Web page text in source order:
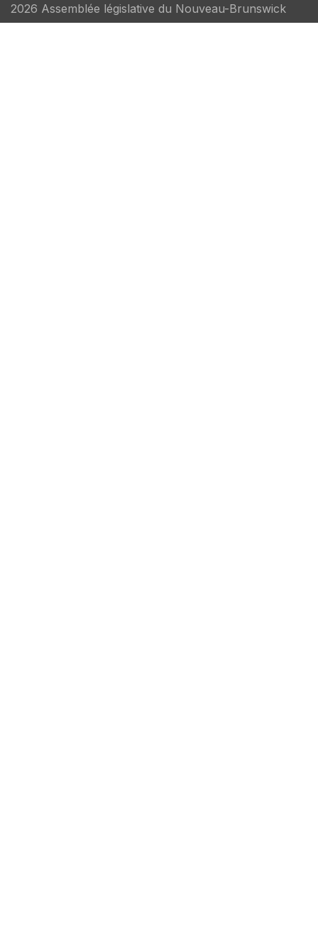
2026 Assemblée législative du Nouveau-Brunswick